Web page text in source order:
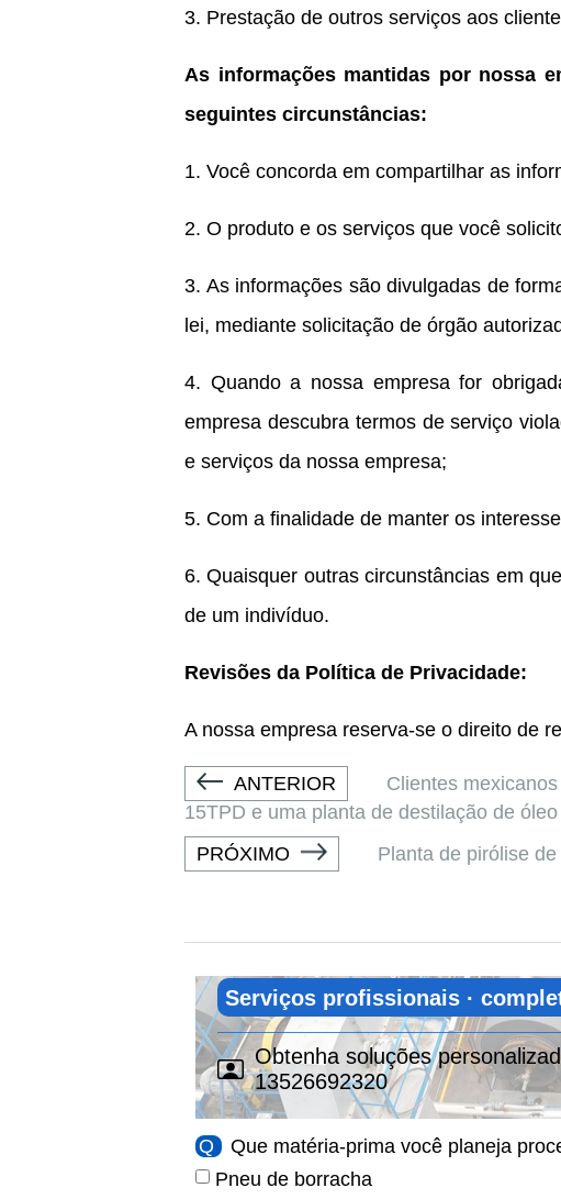
3. Prestação de outros serviços aos
As informações mantidas por nossa
seguintes circunstâncias:
1. Você concorda em compartilhar as
2. O produto e os serviços que você
3. As informações são divulgadas de
lei, mediante solicitação de órgão
4. Quando a nossa empresa for
empresa descubra termos de serviço
e serviços da nossa empresa;
5. Com a finalidade de manter os
6. Quaisquer outras circunstâncias em
de um indivíduo.
Revisões da Política de Privacidade:
A nossa empresa reserva-se o direito de
ANTERIOR
Clientes
15TPD e uma planta de destilação de
PRÓXIMO
Planta de pirólise
Serviços profissionais ·
Obtenha soluções
13526692320
Q
Que matéria-prima você planeja
Pneu de borracha